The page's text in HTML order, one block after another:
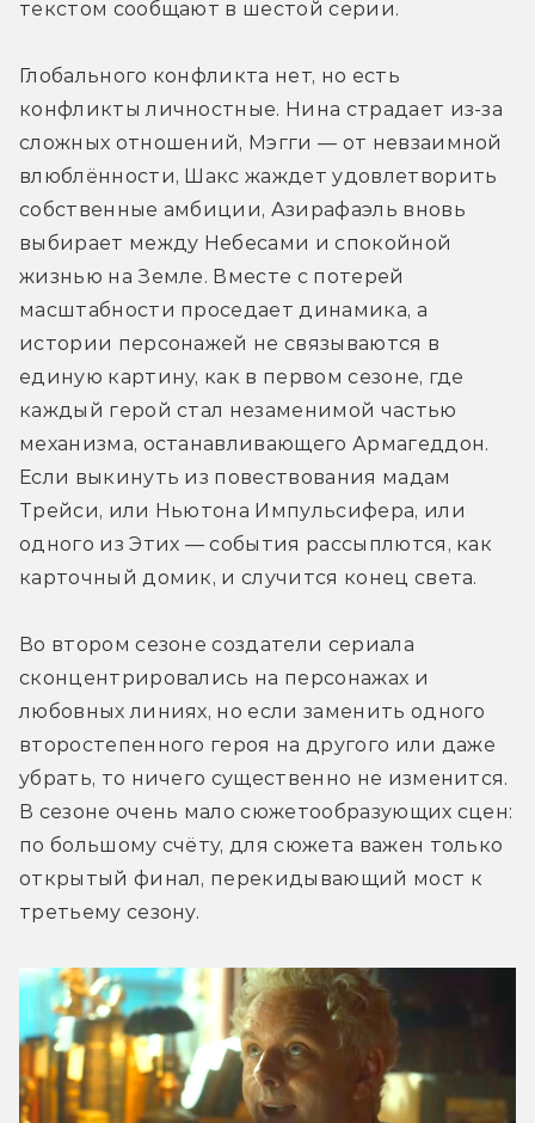
текстом сообщают в шестой серии.
Глобального конфликта нет, но есть
конфликты личностные. Нина страдает из-за
сложных отношений, Мэгги — от невзаимной
влюблённости, Шакс жаждет удовлетворить
собственные амбиции, Азирафаэль вновь
выбирает между Небесами и спокойной
жизнью на Земле. Вместе с потерей
масштабности проседает динамика, а
истории персонажей не связываются в
единую картину, как в первом сезоне, где
каждый герой стал незаменимой частью
механизма, останавливающего Армагеддон.
Если выкинуть из повествования мадам
Трейси, или Ньютона Импульсифера, или
одного из Этих — события рассыплются, как
карточный домик, и случится конец света.
Во втором сезоне создатели сериала
сконцентрировались на персонажах и
любовных линиях, но если заменить одного
второстепенного героя на другого или даже
убрать, то ничего существенно не изменится.
В сезоне очень мало сюжетообразующих сцен:
по большому счёту, для сюжета важен только
открытый финал, перекидывающий мост к
третьему сезону.